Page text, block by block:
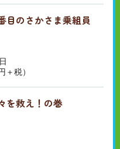
目のさかさま乗組員
税）
を救え！の巻